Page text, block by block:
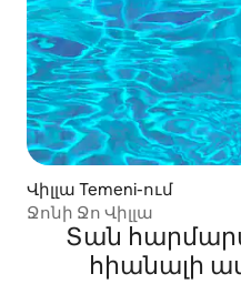
Վիլլա Temeni-ում
Ջոնի Ջո Վիլլա
Տան
հիանալի